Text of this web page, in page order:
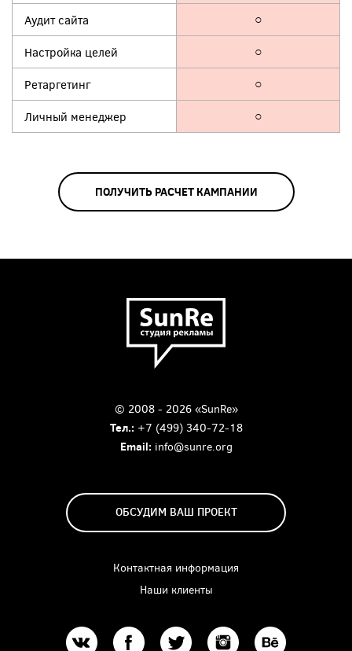
Аудит сайта ○
Настройка целей ○
Ретаргетинг ○
Личный менеджер ○
ПОЛУЧИТЬ РАСЧЕТ КАМПАНИИ
© 2008 - 2026 «SunRe»
Тел.: +7 (499) 340-72-18
Email: info@sunre.org
ОБСУДИМ ВАШ ПРОЕКТ
Контактная информация
Наши клиенты